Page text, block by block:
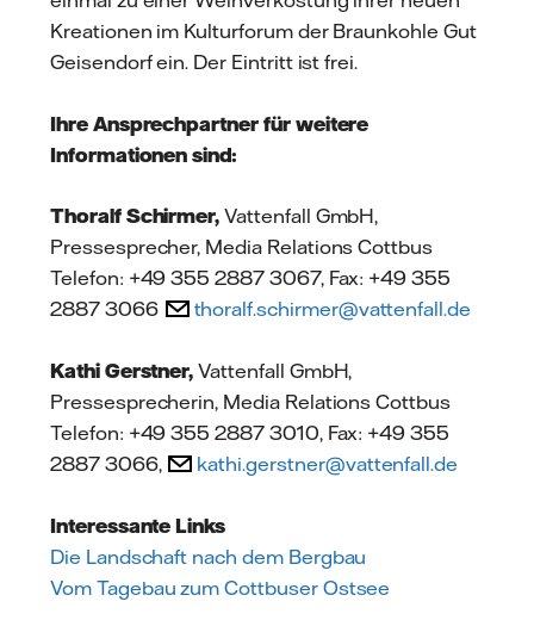
Kreationen im Kulturforum der Braunkohle Gut
Geisendorf ein. Der Eintritt ist frei.
Ihre Ansprechpartner für weitere
Informationen sind:
Thoralf Schirmer,Vattenfall GmbH,
Pressesprecher, Media Relations Cottbus
Telefon: +49 355 2887 3067, Fax: +49 355
2887 3066
thoralf.schirmer@vattenfall.de
Kathi Gerstner,Vattenfall GmbH,
Pressesprecherin, Media Relations Cottbus
Telefon: +49 355 2887 3010, Fax: +49 355
2887 3066,
kathi.gerstner@vattenfall.de
Interessante Links
Die Landschaft nach dem Bergbau
Vom Tagebau zum Cottbuser Ostsee